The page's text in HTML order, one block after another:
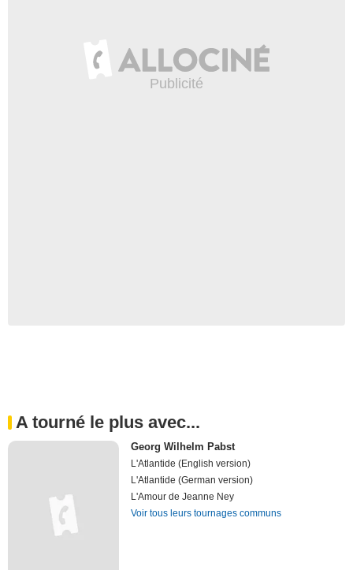
A tourné le plus avec...
Georg Wilhelm Pabst
L'Atlantide (English version)
L'Atlantide (German version)
L'Amour de Jeanne Ney
Voir tous leurs tournages communs